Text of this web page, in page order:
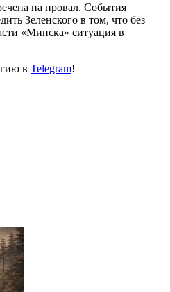
на провал. События
Зеленского в том, что без
«Минска» ситуация в
в Telegram!